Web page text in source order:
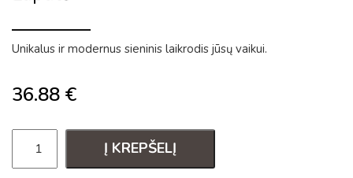
Unikalus ir modernus sieninis laikrodis jūsų vaikui.
36.88 €
Į KREPŠELĮ